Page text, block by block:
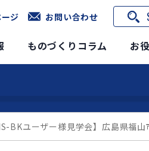
ジ お問い合わせ
ものづくりコラム お
BKユーザー様見学会】広島県福